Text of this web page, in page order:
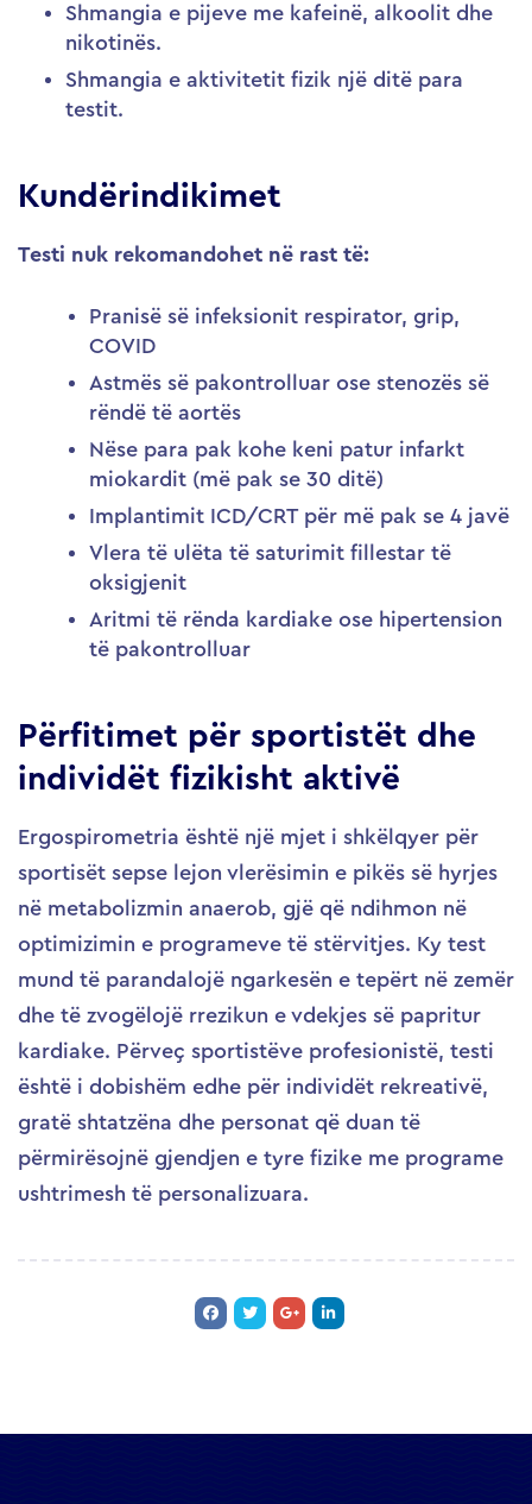
Shmangia e pijeve me kafeinë, alkoolit dhe
nikotinës.
Shmangia e aktivitetit fizik një ditë para
testit.
Kundërindikimet
Testi nuk rekomandohet në rast të:
Pranisë së infeksionit respirator, grip,
COVID
Astmës së pakontrolluar ose stenozës së
rëndë të aortës
Nëse para pak kohe keni patur infarkt
miokardit (më pak se 30 ditë)
Implantimit ICD/CRT për më pak se 4 javë
Vlera të ulëta të saturimit fillestar të
oksigjenit
Aritmi të rënda kardiake ose hipertension
të pakontrolluar
Përfitimet për sportistët dhe
individët fizikisht aktivë
Ergospirometria është një mjet i shkëlqyer për
sportisët sepse lejon vlerësimin e pikës së hyrjes
në metabolizmin anaerob, gjë që ndihmon në
optimizimin e programeve të stërvitjes. Ky test
mund të parandalojë ngarkesën e tepërt në zemër
dhe të zvogëlojë rrezikun e vdekjes së papritur
kardiake. Përveç sportistëve profesionistë, testi
është i dobishëm edhe për individët rekreativë,
gratë shtatzëna dhe personat që duan të
përmirësojnë gjendjen e tyre fizike me programe
ushtrimesh të personalizuara.